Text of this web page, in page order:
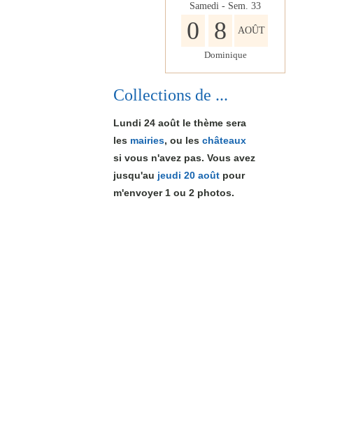
Samedi - Sem. 33
0 8 AOÛT
Dominique
Collections de ...
Lundi 24 août le thème sera
les mairies, ou les châteaux
si vous n'avez pas. Vous avez
jusqu'au jeudi 20 août pour
m'envoyer 1 ou 2 photos.